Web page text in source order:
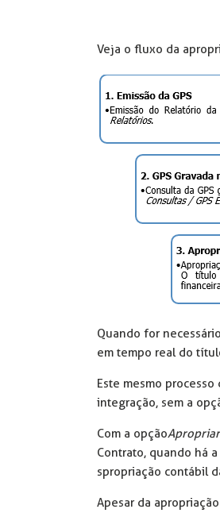
Veja o fluxo da
Quando for
em tempo real do
Este mesmo
integração, sem a
Com a opção
Contrato, quando há
spropriação contábil
Apesar da